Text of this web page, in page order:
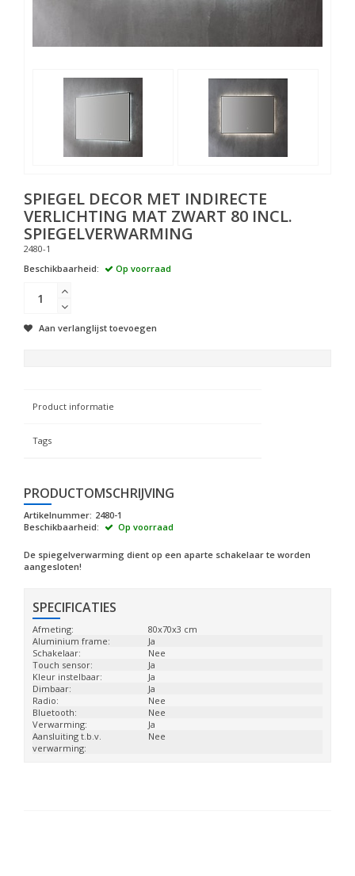
SPIEGEL DECOR MET INDIRECTE
VERLICHTING MAT ZWART 80 INCL.
SPIEGELVERWARMING
2480-1
Beschikbaarheid:
Op voorraad
Aan verlanglijst toevoegen
Product informatie
Tags
PRODUCTOMSCHRIJVING
Artikelnummer: 2480-1
Beschikbaarheid:
Op voorraad
De spiegelverwarming dient op een aparte schakelaar te worden
aangesloten!
SPECIFICATIES
Afmeting:
80x70x3 cm
Aluminium frame:
Ja
Schakelaar:
Nee
Touch sensor:
Ja
Kleur instelbaar:
Ja
Dimbaar:
Ja
Radio:
Nee
Bluetooth:
Nee
Verwarming:
Ja
Aansluiting t.b.v.
verwarming:
Nee